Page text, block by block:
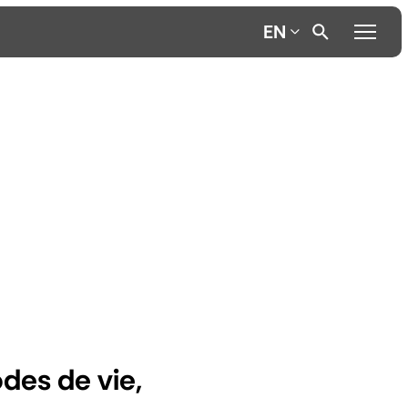
EN
de vie,